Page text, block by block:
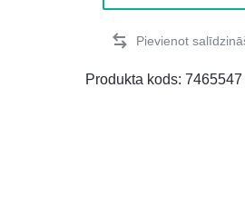
Produkta kods:7465547